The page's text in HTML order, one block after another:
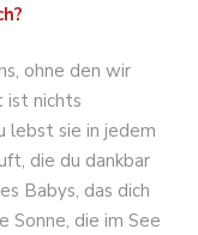
ohne den wir
ist nichts
lebst sie in jedem
die du dankbar
Babys, das dich
Sonne, die im See